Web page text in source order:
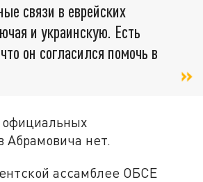
связи в еврейских
и украинскую. Есть
он согласился помочь в
Абрамовича нет.
ассамблее ОБСЕ